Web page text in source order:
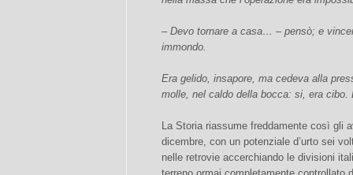
– Devo tornare a casa… – pensò; e
immondo.
Era gelido, insapore, ma cedeva alla
molle, nel caldo della bocca: si, era cibo.
La Storia riassume freddamente così gli
dicembre, con un potenziale d’urto sei
nelle retrovie accerchiando le divisioni